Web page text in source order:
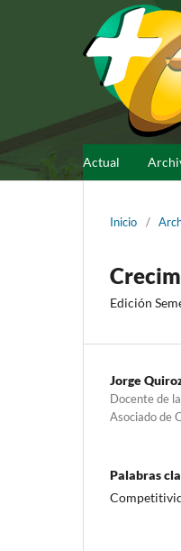
Actual
Inicio /
Edición
Jorge
Docente de
Asociado de
Palabras